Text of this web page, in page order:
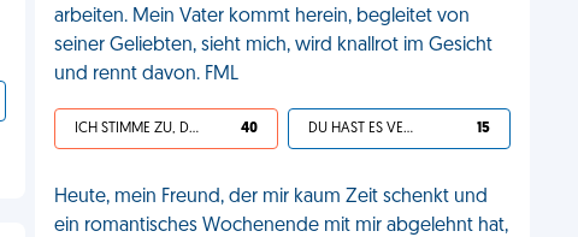
arbeiten. Mein Vater kommt herein, begleitet von
seiner Geliebten, sieht mich, wird knallrot im Gesicht
und rennt davon. FML
ICH STIMME ZU, DEIN LEBEN IST SCHEISSE 40 DU HAST ES VERDIENT 15
Heute, mein Freund, der mir kaum Zeit schenkt und
ein romantisches Wochenende mit mir abgelehnt hat,